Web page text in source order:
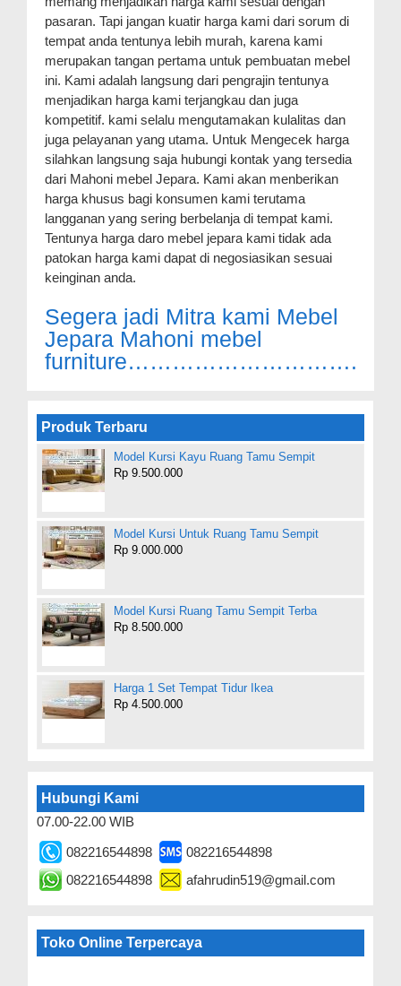
pasaran. Tapi jangan kuatir harga kami dari sorum di
tempat anda tentunya lebih murah, karena kami
merupakan tangan pertama untuk pembuatan mebel
ini. Kami adalah langsung dari pengrajin tentunya
menjadikan harga kami terjangkau dan juga
kompetitif. kami selalu mengutamakan kulalitas dan
juga pelayanan yang utama. Untuk Mengecek harga
silahkan langsung saja hubungi kontak yang tersedia
dari Mahoni mebel Jepara. Kami akan menberikan
harga khusus bagi konsumen kami terutama
langganan yang sering berbelanja di tempat kami.
Tentunya harga daro mebel jepara kami tidak ada
patokan harga kami dapat di negosiasikan sesuai
keinginan anda.
Segera jadi Mitra kami Mebel
Jepara Mahoni mebel
furniture………………………….
Produk Terbaru
Model Kursi Kayu Ruang Tamu Sempit
Rp 9.500.000
Model Kursi Untuk Ruang Tamu Sempit
Rp 9.000.000
Model Kursi Ruang Tamu Sempit Terba
Rp 8.500.000
Harga 1 Set Tempat Tidur Ikea
Rp 4.500.000
Hubungi Kami
07.00-22.00 WIB
082216544898
082216544898
082216544898
afahrudin519@gmail.com
Toko Online Terpercaya